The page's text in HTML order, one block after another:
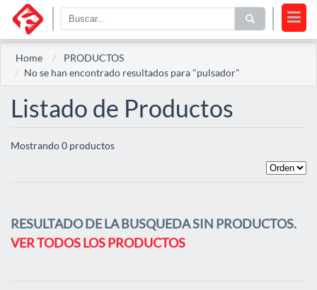
Home
PRODUCTOS
No se han encontrado resultados para "pulsador"
Listado de Productos
Mostrando 0 productos
RESULTADO DE LA BUSQUEDA SIN PRODUCTOS.
VER TODOS LOS PRODUCTOS